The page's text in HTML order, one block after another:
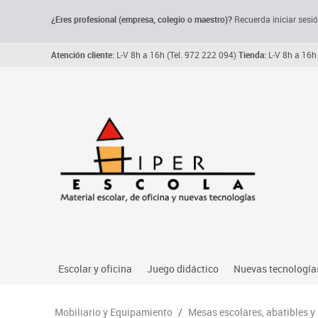
¿Eres profesional (empresa, colegio o maestro)? Recuerda iniciar
Atención cliente: L-V 8h a 16h (Tel. 972 222 094)Tienda: L-V 8h a
Escolar y oficina
Archivo, carpetas y clasificadores
Juego didáctico
Primeras edades
Nuevas
Audio
Mobiliario y Equipamiento / Mesas escolares, abatibles